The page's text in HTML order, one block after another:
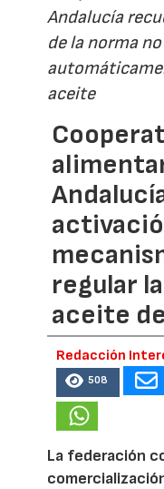
Andalucía
de la norma
aceite
regular
aceite
Redacción
508
La federación